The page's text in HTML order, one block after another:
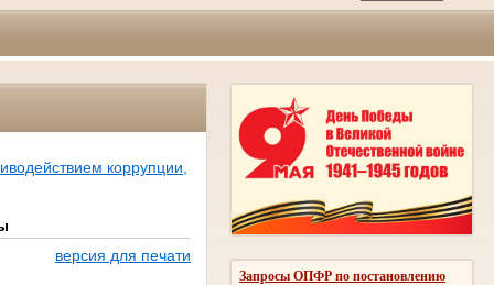
oblsud.blg@sudrf.ru
Запросы ОПФР по постановлению
коррупции,
версия для печати